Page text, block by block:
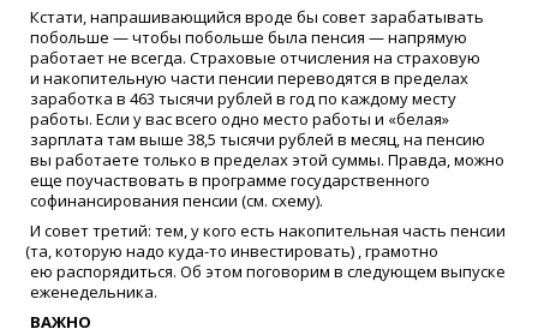
Кстати, напрашивающийся вроде бы совет зарабатывать
побольше — чтобы побольше была пенсия — напрямую
работает не всегда. Страховые отчисления на страховую
и накопительную части пенсии переводятся в пределах
заработка в 463 тысячи рублей в год по каждому месту
работы. Если у вас всего одно место работы и «белая»
зарплата там выше 38,5 тысячи рублей в месяц, на пенсию
вы работаете только в пределах этой суммы. Правда, можно
еще поучаствовать в программе государственного
софинансирования пенсии (см. схему).
И совет третий: тем, у кого есть накопительная часть пенсии
(та, которую надо куда-то инвестировать) , грамотно
ею распорядиться. Об этом поговорим в следующем выпуске
еженедельника.
ВАЖНО